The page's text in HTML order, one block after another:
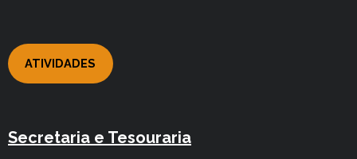
ATIVIDADES
Secretaria e Tesouraria